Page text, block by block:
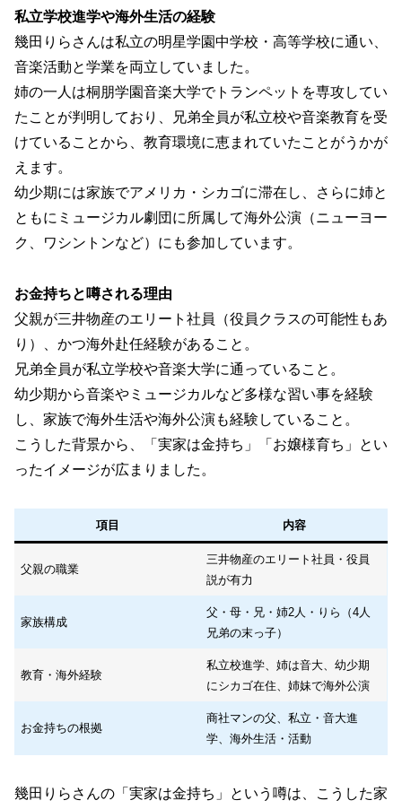
私立学校進学や海外生活の経験
幾田りらさんは私立の明星学園中学校・高等学校に通い、
音楽活動と学業を両立していました。
姉の一人は桐朋学園音楽大学でトランペットを専攻してい
たことが判明しており、兄弟全員が私立校や音楽教育を受
けていることから、教育環境に恵まれていたことがうかが
えます。
幼少期には家族でアメリカ・シカゴに滞在し、さらに姉と
ともにミュージカル劇団に所属して海外公演（ニューヨー
ク、ワシントンなど）にも参加しています。
お金持ちと噂される理由
父親が三井物産のエリート社員（役員クラスの可能性もあ
り）、かつ海外赴任経験があること。
兄弟全員が私立学校や音楽大学に通っていること。
幼少期から音楽やミュージカルなど多様な習い事を経験
し、家族で海外生活や海外公演も経験していること。
こうした背景から、「実家は金持ち」「お嬢様育ち」とい
ったイメージが広まりました。
項目 内容
父親の職業
三井物産のエリート社員・役員
説が有力
家族構成
父・母・兄・姉2人・りら（4人
兄弟の末っ子）
教育・海外経験
私立校進学、姉は音大、幼少期
にシカゴ在住、姉妹で海外公演
お金持ちの根拠
商社マンの父、私立・音大進
学、海外生活・活動
幾田りらさんの「実家は金持ち」という噂は、こうした家